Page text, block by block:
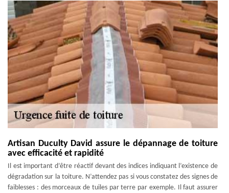
Artisan Duculty David assure le dépannage de toiture
avec efficacité et rapidité
Il est important d’être réactif devant des indices indiquant l’existence de
dégradation sur la toiture. N’attendez pas si vous constatez des signes de
faiblesses : des morceaux de tuiles par terre par exemple. Il faut assurer